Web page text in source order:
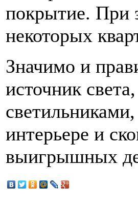
покрытие. При
некоторых
Значимо и
источник
интерьере и
выигрышных